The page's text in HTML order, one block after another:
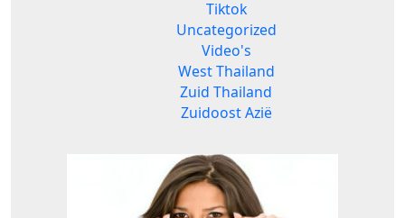
Tiktok
Uncategorized
Video's
West Thailand
Zuid Thailand
Zuidoost Azië